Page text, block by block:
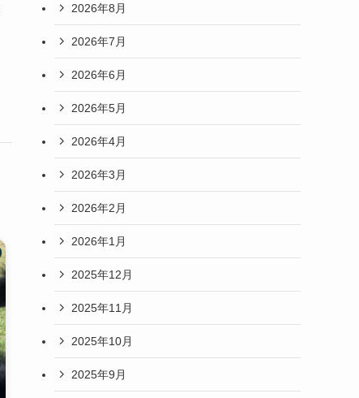
2026年8月
2026年7月
2026年6月
2026年5月
2026年4月
2026年3月
2026年2月
2026年1月
2025年12月
2025年11月
2025年10月
2025年9月